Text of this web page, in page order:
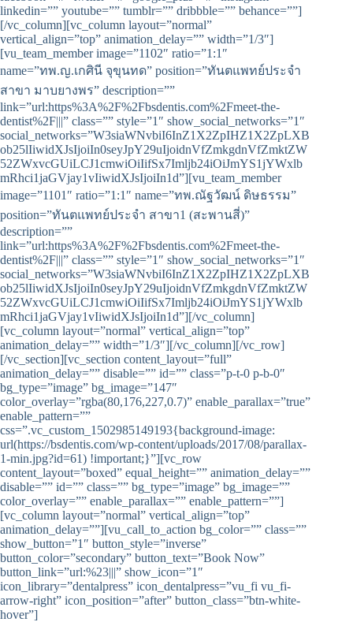
linkedin=”” youtube=”” tumblr=”” dribbble=”” behance=””]
[/vc_column][vc_column layout=”normal”
vertical_align=”top” animation_delay=”” width=”1/3″]
[vu_team_member image=”1102″ ratio=”1:1″
name=”ทพ.ญ.เกศินี จุขุนทด” position=”ทันตแพทย์ประจำ
สาขา มาบยางพร” description=””
link=”url:https%3A%2F%2Fbsdentis.com%2Fmeet-the-
dentist%2F|||” class=”” style=”1″ show_social_networks=”1″
social_networks=”W3siaWNvbiI6InZ1X2ZpIHZ1X2ZpLXB
ob25lIiwidXJsIjoiIn0seyJpY29uIjoidnVfZmkgdnVfZmktZW
52ZWxvcGUiLCJ1cmwiOiIifSx7Imljb24iOiJmYS1jYWxlb
mRhci1jaGVjay1vIiwidXJsIjoiIn1d”][vu_team_member
image=”1101″ ratio=”1:1″ name=”ทพ.ณัฐวัฒน์ ดิษธรรม”
position=”ทันตแพทย์ประจำ สาขา1 (สะพานสี่)”
description=””
link=”url:https%3A%2F%2Fbsdentis.com%2Fmeet-the-
dentist%2F|||” class=”” style=”1″ show_social_networks=”1″
social_networks=”W3siaWNvbiI6InZ1X2ZpIHZ1X2ZpLXB
ob25lIiwidXJsIjoiIn0seyJpY29uIjoidnVfZmkgdnVfZmktZW
52ZWxvcGUiLCJ1cmwiOiIifSx7Imljb24iOiJmYS1jYWxlb
mRhci1jaGVjay1vIiwidXJsIjoiIn1d”][/vc_column]
[vc_column layout=”normal” vertical_align=”top”
animation_delay=”” width=”1/3″][/vc_column][/vc_row]
[/vc_section][vc_section content_layout=”full”
animation_delay=”” disable=”” id=”” class=”p-t-0 p-b-0″
bg_type=”image” bg_image=”147″
color_overlay=”rgba(80,176,227,0.7)” enable_parallax=”true”
enable_pattern=””
css=”.vc_custom_1502985149193{background-image:
url(https://bsdentis.com/wp-content/uploads/2017/08/parallax-
1-min.jpg?id=61) !important;}”][vc_row
content_layout=”boxed” equal_height=”” animation_delay=””
disable=”” id=”” class=”” bg_type=”image” bg_image=””
color_overlay=”” enable_parallax=”” enable_pattern=””]
[vc_column layout=”normal” vertical_align=”top”
animation_delay=””][vu_call_to_action bg_color=”” class=””
show_button=”1″ button_style=”inverse”
button_color=”secondary” button_text=”Book Now”
button_link=”url:%23|||” show_icon=”1″
icon_library=”dentalpress” icon_dentalpress=”vu_fi vu_fi-
arrow-right” icon_position=”after” button_class=”btn-white-
hover”]